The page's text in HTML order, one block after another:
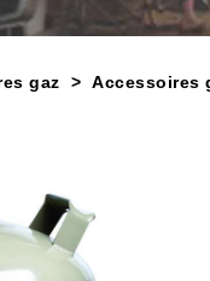
gaz Accessoires